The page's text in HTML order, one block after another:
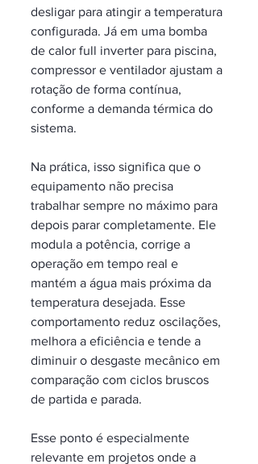
desligar para atingir a temperatura
configurada. Já em uma bomba
de calor full inverter para piscina,
compressor e ventilador ajustam a
rotação de forma contínua,
conforme a demanda térmica do
sistema.
Na prática, isso significa que o
equipamento não precisa
trabalhar sempre no máximo para
depois parar completamente. Ele
modula a potência, corrige a
operação em tempo real e
mantém a água mais próxima da
temperatura desejada. Esse
comportamento reduz oscilações,
melhora a eficiência e tende a
diminuir o desgaste mecânico em
comparação com ciclos bruscos
de partida e parada.
Esse ponto é especialmente
relevante em projetos onde a